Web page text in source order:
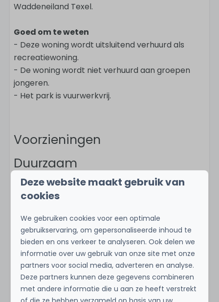
Waddeneiland Texel.
Goed om te weten
- Deze woning wordt uitsluitend verhuurd als
recreatiewoning.
- De woning wordt niet verhuurd aan groepen
jongeren.
- Het park is vuurwerkvrij.
Voorzieningen
Duurzaam
Laadpaal elektrische auto
Elektrische kookplaat
Slimme thermostaat
Tuin met veel groen
Plaats
Sint Maarten
Toon meer ↓
Deze website maakt gebruik van
cookies
We gebruiken cookies voor een optimale
gebruikservaring, om gepersonaliseerde inhoud te
bieden en ons verkeer te analyseren. Ook delen we
informatie over uw gebruik van onze site met onze
partners voor social media, adverteren en analyse.
Deze partners kunnen deze gegevens combineren
met andere informatie die u aan ze heeft verstrekt